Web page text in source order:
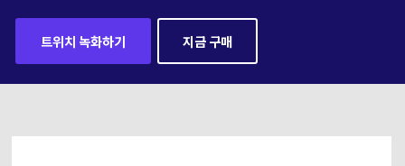
유니컨버터-맥 버전
업그레이드된 뛰어난 지능형 변환 프로
그램을 경험해 보세요.
AI 기능
오디오 변환
블로그
도움
Wondershare UniConverter를 어떻게 사용하나요?
구매하기 온라인으로 시작하기
로그인
트위치 녹화하기 지금 구매